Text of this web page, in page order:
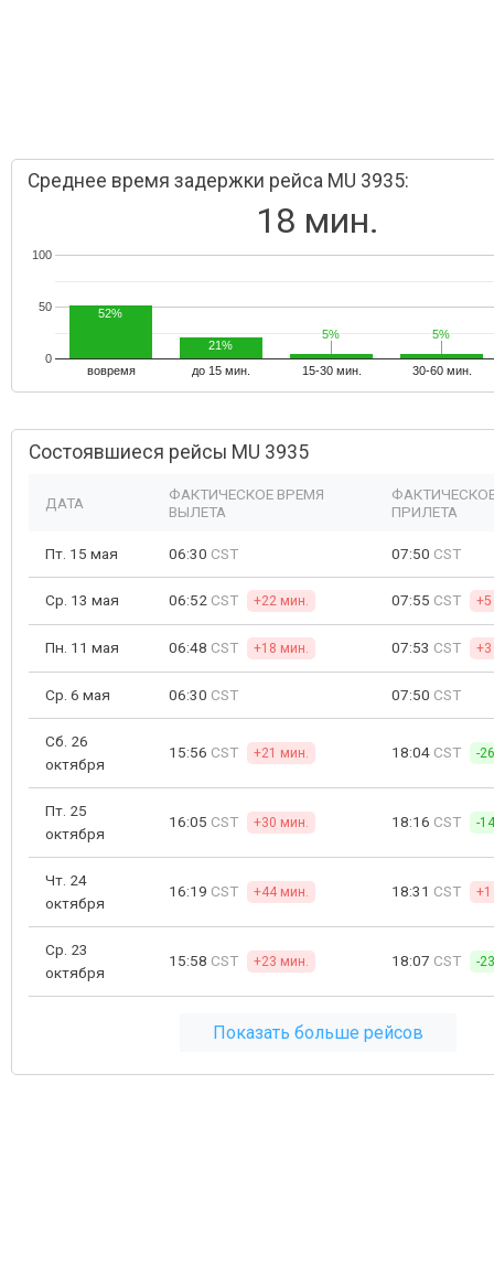
Среднее время задержки рейса MU 3935:
18 мин.
вовремя до 15 мин. 15-30 мин. 30-60 мин.
0
50
100
52%
21%
5%
5% 5%
5%
Состоявшиеся рейсы MU 3935
ДАТА
ФАКТИЧЕСКОЕ ВРЕМЯ
ВЫЛЕТА
ПРИЛЕТА
Пт. 15 мая 06:30 CST 07:50 CST
Ср. 13 мая 06:52 CST +22 мин. 07:55 CST
Пн. 11 мая 06:48 CST +18 мин. 07:53 CST
Ср. 6 мая 06:30 CST 07:50 CST
Сб. 26
октября
15:56 CST +21 мин. 18:04 CST -
Пт. 25
октября
16:05 CST +30 мин. 18:16 CST -
Чт. 24
октября
16:19 CST +44 мин. 18:31 CST
Ср. 23
октября
15:58 CST +23 мин. 18:07 CST -
Показать больше рейсов